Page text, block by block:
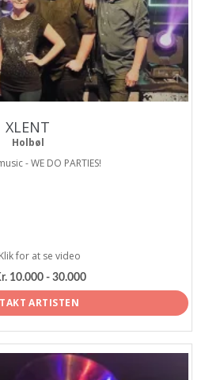
XLENT
Holbøl
- WE DO PARTIES!
Klik for at se video
10.000 - 30.000
ARTISTEN